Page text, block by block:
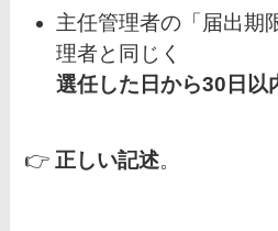
主任管理者の「届出期
理者と同じく
選任した日から30日以
👉 正しい記述。